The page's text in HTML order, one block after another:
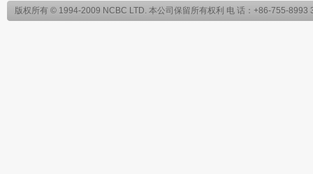
版权所有 © 1994-2009 NCBC LTD. 本公司保留所有权利 电 话：+86-755-8993